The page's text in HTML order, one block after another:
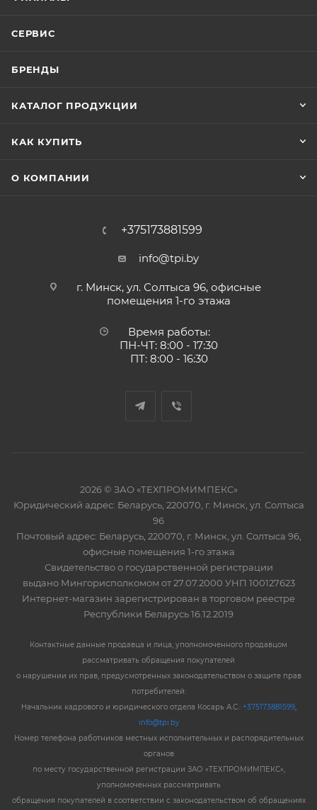
СЕРВИС
БРЕНДЫ
КАТАЛОГ ПРОДУКЦИИ
КАК КУПИТЬ
О КОМПАНИИ
+375173881599
info@tpi.by
г. Минск, ул. Солтыса 96, офисные
помещения 1-го этажа
Время работы:
ПН-ЧТ: 8:00 - 17:30
ПТ: 8:00 - 16:30
2026 © ЗАО «ТЕХПРОМИМПЕКС»
Юридический адрес: Беларусь, 220070, г. Минск, ул. Солтыса
96
Почтовый адрес: Беларусь, 220070, г. Минск, ул. Солтыса 96,
офисные помещения 1-го этажа
Свидетельство о государственной регистрации
выдано Мингорисполкомом от 27.07.2000 УНП 100127623
Интернет-магазин зарегистрирован в торговом реестре
Республики Беларусь 16.12.2019
Контактные данные продавца и лица, уполномоченного продавцом
рассматривать обращения покупателей
о нарушении их прав, предусмотренных законодательством о защите прав
потребителей:
Начальник кадрового и юридического отдела Косарь А.С.: +375173881599,
info@tpi.by
Номер телефона работников местных исполнительных и распорядительных
органов
по месту государственной регистрации ЗАО «ТЕХПРОМИМПЕКС»,
уполномоченных рассматривать
обращения покупателей в соответствии с законодательством об обращениях